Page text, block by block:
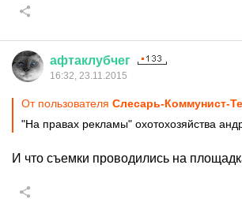
афтаклубчег
16:32, 23.11.2015
От пользователя Слесарь-Коммунист-
"На правах рекламы" охотохозяйства
И что съемки проводились на